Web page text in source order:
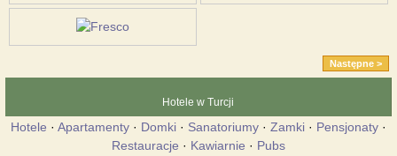
Następne >
Hotele w Turcji
Hotele · Apartamenty · Domki · Sanatoriumy · Zamki · Pensjonaty ·
Restauracje · Kawiarnie · Pubs